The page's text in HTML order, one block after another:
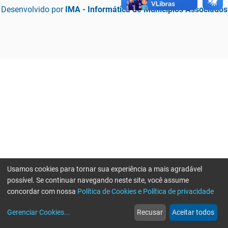
Desenvolvido por IMA - Informática de Municípios Associados
web
Notícias
more_horiz
Mais
Usamos cookies para tornar sua experiência a mais agradável
possível. Se continuar navegando neste site, você assume
concordar com nossa Política de Cookies e Política de privacidade
Gerenciar Cookies... Recusar Aceitar todos
Erro ao enviar informações, por favor tente novamente